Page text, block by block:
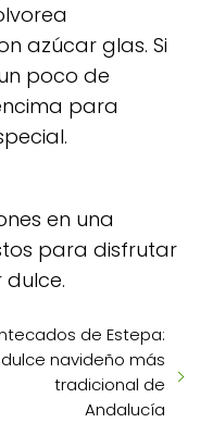
azúcar glas. Si
poco de
para
en una
para disfrutar
de Estepa:
navideño más
tradicional de
Andalucía